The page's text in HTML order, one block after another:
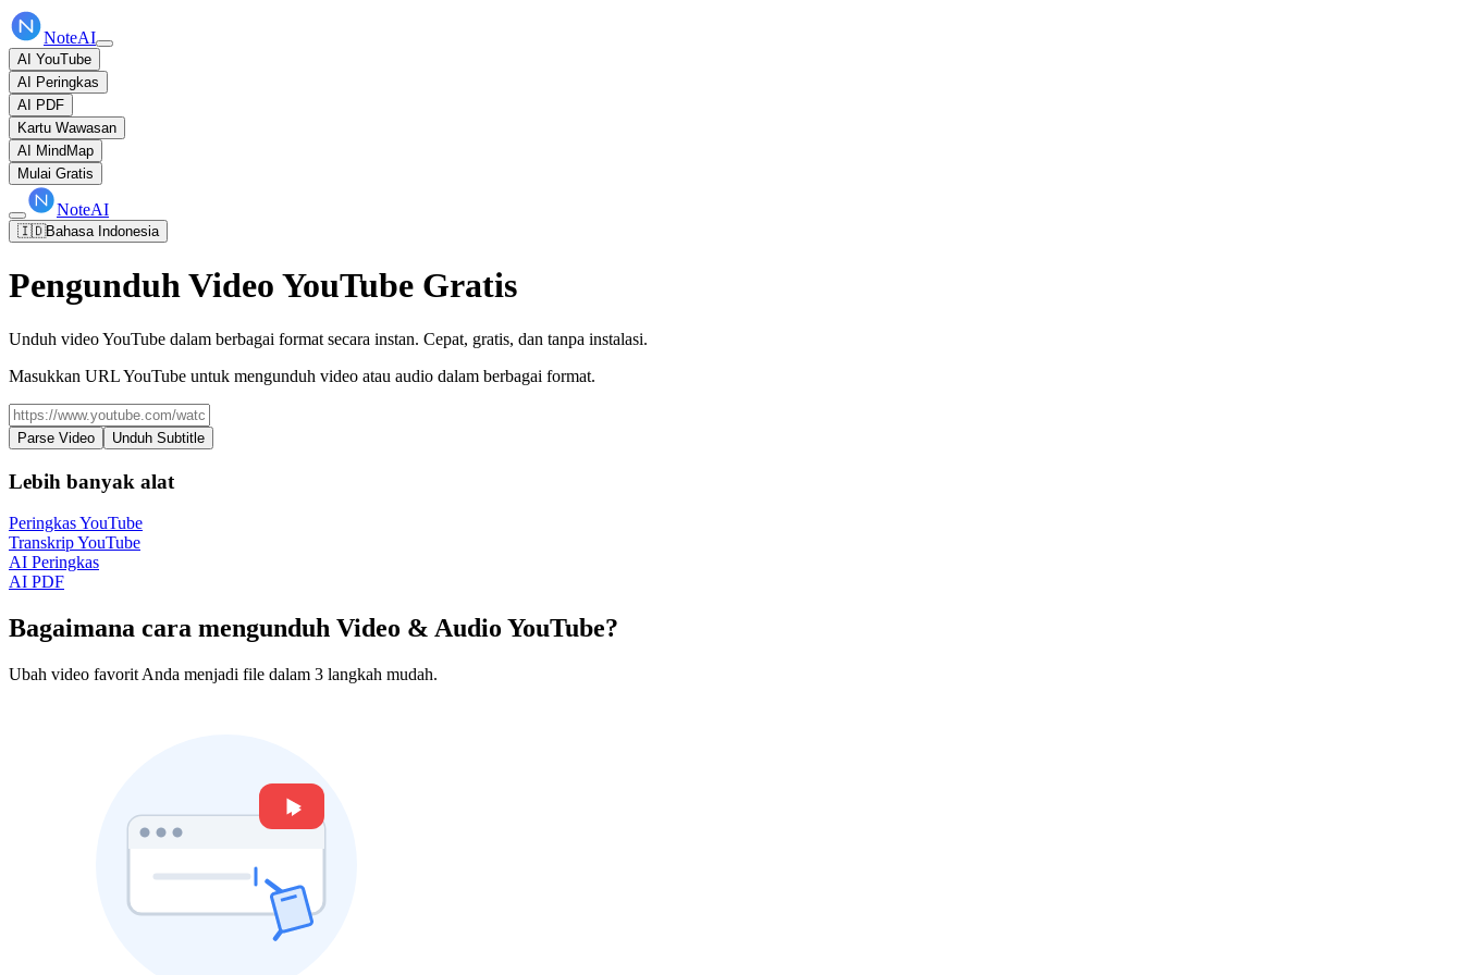
NoteAI
AI YouTube
AI Peringkas
AI PDF
Kartu Wawasan
AI MindMap
Mulai Gratis
NoteAI
🇮🇩Bahasa Indonesia
Pengunduh Video YouTube Gratis
Unduh video YouTube dalam berbagai format secara instan. Cepat, gratis, dan tanpa instalasi.
Masukkan URL YouTube untuk mengunduh video atau audio dalam berbagai format.
Parse Video Unduh Subtitle
Lebih banyak alat
Peringkas YouTube
Transkrip YouTube
AI Peringkas
AI PDF
Bagaimana cara mengunduh Video & Audio YouTube?
Ubah video favorit Anda menjadi file dalam 3 langkah mudah.